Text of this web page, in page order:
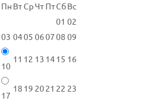
Пн ВтСрЧт ПтСбВс
01 02
03 0405 060708 09
10
11 12 13 1415 16
17
18 19 2021 22 23